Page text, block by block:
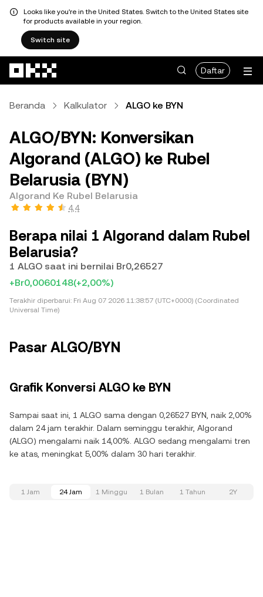
Looks like you're in the United States. Switch to the United States site
for products available in your region.
Switch site
Daftar
Beranda Kalkulator ALGO ke BYN
ALGO/BYN: Konversikan
Algorand (ALGO) ke Rubel
Belarusia (BYN)
Algorand Ke Rubel Belarusia
4,4
Berapa nilai 1 Algorand dalam Rubel
Belarusia?
1 ALGO saat ini bernilai Br0,26527
+Br0,0060148(+2,00%)
Terakhir diperbarui: Fri Aug 07 2026 11:38:57 (UTC+0000) (Coordinated
Universal Time)
Pasar ALGO/BYN
Grafik Konversi ALGO ke BYN
Sampai saat ini, 1 ALGO sama dengan 0,26527 BYN, naik 2,00%
dalam 24 jam terakhir. Dalam seminggu terakhir, Algorand
(ALGO) mengalami naik 14,00%. ALGO sedang mengalami tren
ke atas, meningkat 5,00% dalam 30 hari terakhir.
1 Jam 24 Jam 1 Minggu 1 Bulan 1 Tahun 2Y